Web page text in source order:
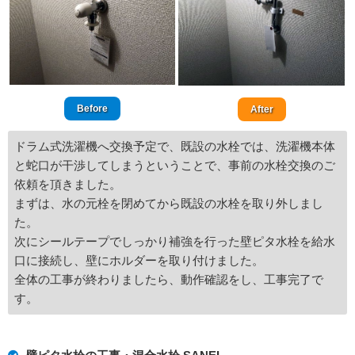
Before After
ドラム式洗濯機へ交換予定で、既設の水栓では、洗濯機本体
と蛇口が干渉してしまうということで、事前の水栓交換のご
依頼を頂きました。
まずは、水の元栓を閉めてから既設の水栓を取り外しまし
た。
次にシールテープでしっかり補強を行った壁ピタ水栓を給水
口に接続し、壁にホルダーを取り付けました。
全体の工事が終わりましたら、動作確認をし、工事完了で
す。